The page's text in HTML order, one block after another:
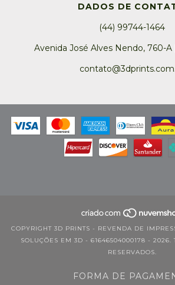
DADOS DE
(44) 99744-1464
Avenida José Alves Nendo, 760-
COPYRIGHT 3D PRINTS - REVENDA DE
SOLUÇÕES EM 3D - 61646504000178 - 2026.
RESERVADOS.
FORMA DE